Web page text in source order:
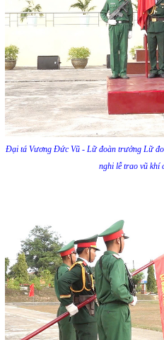
Đại tá Vương Đức Vũ - Lữ đoàn trưởng Lữ
nghi lễ trao vũ khí